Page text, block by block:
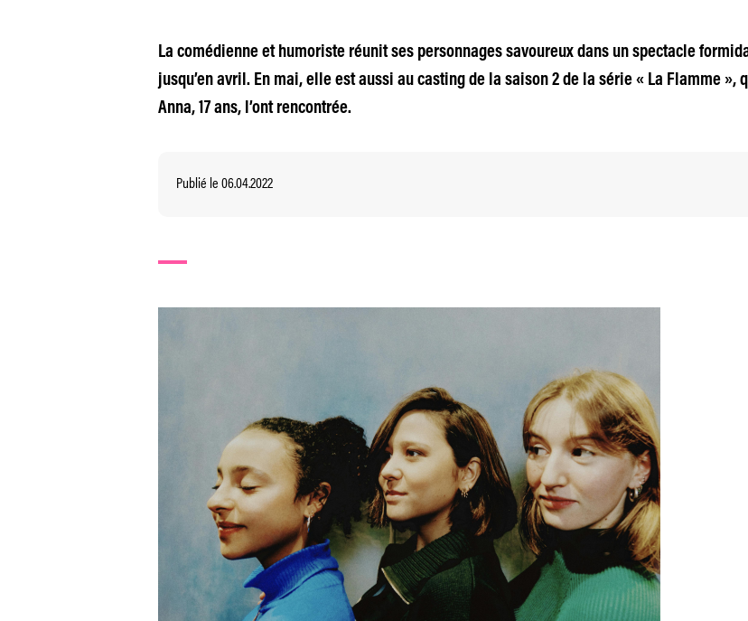
La comédienne et humoriste réunit ses personnages savoureux dans un spectacle
jusqu’en avril. En mai, elle est aussi au casting de la saison 2 de la série « La Flamme »,
Anna, 17 ans, l’ont rencontrée.
Publié le 06.04.2022